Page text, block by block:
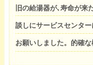
旧の給湯器が､寿命が来
談しにサービスセンタ
お願いしました。的確